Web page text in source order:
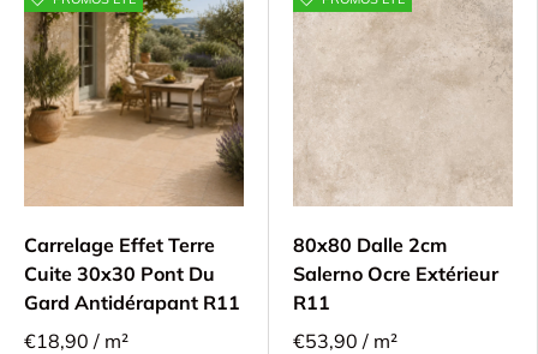
Carrelage Effet Terre
Cuite 30x30 Pont Du
Gard Antidérapant R11
€18,90 / m²
80x80 Dalle 2cm
Salerno Ocre Extérieur
R11
€53,90 / m²